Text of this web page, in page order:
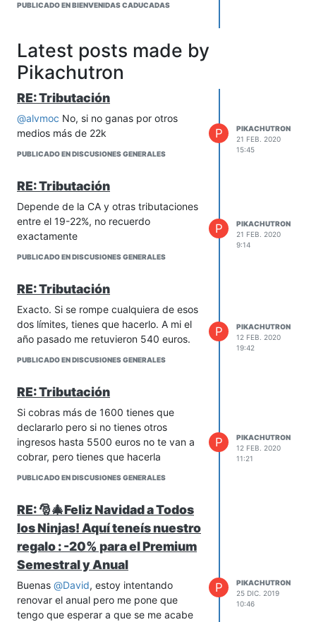
PUBLICADO EN BIENVENIDAS CADUCADAS
Latest posts made by
Pikachutron
RE: Tributación
@alvmoc No, si no ganas por otros
medios más de 22k
PUBLICADO EN DISCUSIONES GENERALES
P
PIKACHUTRON
21 FEB. 2020
15:45
RE: Tributación
Depende de la CA y otras tributaciones
entre el 19-22%, no recuerdo
exactamente
PUBLICADO EN DISCUSIONES GENERALES
P
PIKACHUTRON
21 FEB. 2020
9:14
RE: Tributación
Exacto. Si se rompe cualquiera de esos
dos límites, tienes que hacerlo. A mi el
año pasado me retuvieron 540 euros.
PUBLICADO EN DISCUSIONES GENERALES
P
PIKACHUTRON
12 FEB. 2020
19:42
RE: Tributación
Si cobras más de 1600 tienes que
declararlo pero si no tienes otros
ingresos hasta 5500 euros no te van a
cobrar, pero tienes que hacerla
PUBLICADO EN DISCUSIONES GENERALES
P
PIKACHUTRON
12 FEB. 2020
11:21
RE: 🎅🎄Feliz Navidad a Todos
los Ninjas! Aquí teneís nuestro
regalo : -20% para el Premium
Semestral y Anual
Buenas @David, estoy intentando
renovar el anual pero me pone que
tengo que esperar a que se me acabe
P
PIKACHUTRON
25 DIC. 2019
10:46